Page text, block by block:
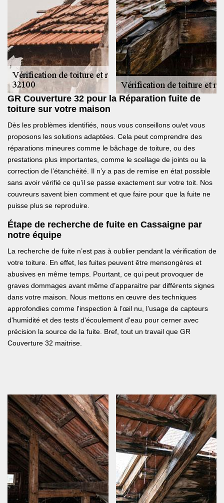
GR Couverture 32 pour la Réparation fuite de
toiture sur votre maison
Dès les problèmes identifiés, nous vous conseillons ou/et vous
proposons les solutions adaptées. Cela peut comprendre des
réparations mineures comme le bâchage de toiture, ou des
prestations plus importantes, comme le scellage de joints ou la
correction de l’étanchéité. Il n’y a pas de remise en état possible
sans avoir vérifié ce qu’il se passe exactement sur votre toit. Nos
couvreurs savent bien comment et que faire pour que la fuite ne
puisse plus se reproduire.
Étape de recherche de fuite en Cassaigne par
notre équipe
La recherche de fuite n’est pas à oublier pendant la vérification de
votre toiture. En effet, les fuites peuvent être mensongères et
abusives en même temps. Pourtant, ce qui peut provoquer de
graves dommages avant même d’apparaitre par différents signes
dans votre maison. Nous mettons en œuvre des techniques
approfondies comme l'inspection à l’œil nu, l’usage de capteurs
d'humidité et des tests d'écoulement d'eau pour cerner avec
précision la source de la fuite. Bref, tout un travail que GR
Couverture 32 maitrise.